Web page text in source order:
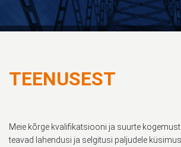
TEENUSEST
Meie kõrge kvalifikatsiooni ja suurte
teavad lahendusi ja selgitusi paljudele